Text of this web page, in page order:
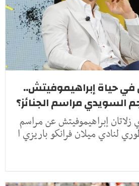
في حياة إبراهيموفيتش..
السويدي مراسم الجنائز؟
إبراهيموفيتش عن مراسم
لنادي ميلان فرانكو باريزي ا